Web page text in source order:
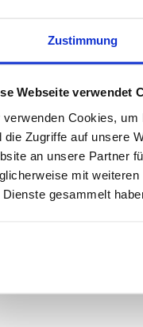
Zustimmung
Webseite verwendet
verwenden Cookies,
die Zugriffe auf unsere
an unsere Partner
mit
Dienste gesammelt